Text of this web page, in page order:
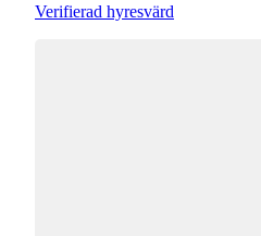
Verifierad hyresvärd